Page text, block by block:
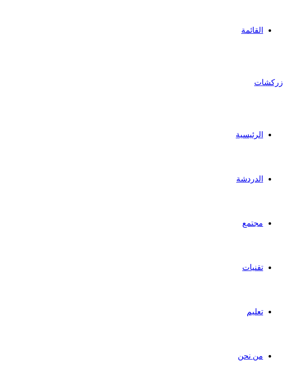
القائمة
زركشات
الرئيسية
الدردشة
مجتمع
تقنيات
تعليم
من نحن